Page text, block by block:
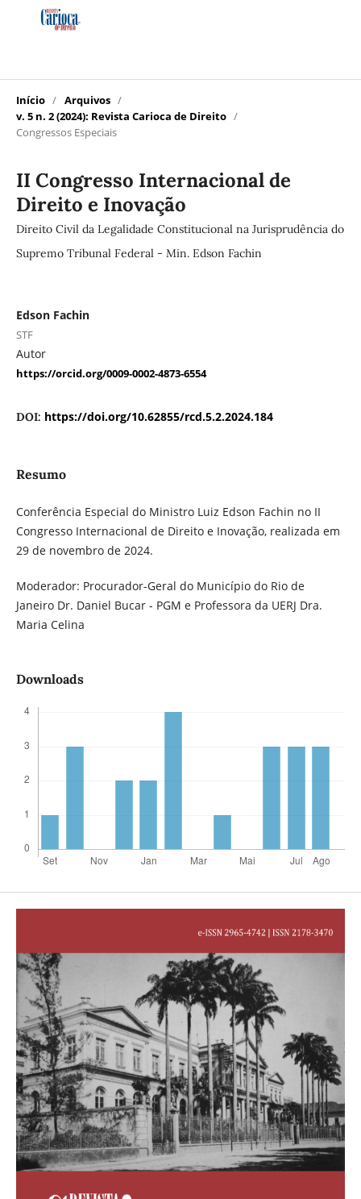
Início / Arquivos /
v. 5 n. 2 (2024): Revista Carioca de Direito /
Congressos Especiais
II Congresso Internacional de
Direito e Inovação
Direito Civil da Legalidade Constitucional na Jurisprudência do
Supremo Tribunal Federal - Min. Edson Fachin
Edson Fachin
STF
Autor
https://orcid.org/0009-0002-4873-6554
DOI: https://doi.org/10.62855/rcd.5.2.2024.184
Resumo
Conferência Especial do Ministro Luiz Edson Fachin no II
Congresso Internacional de Direito e Inovação, realizada em
29 de novembro de 2024.
Moderador: Procurador-Geral do Município do Rio de
Janeiro Dr. Daniel Bucar - PGM e Professora da UERJ Dra.
Maria Celina
Downloads